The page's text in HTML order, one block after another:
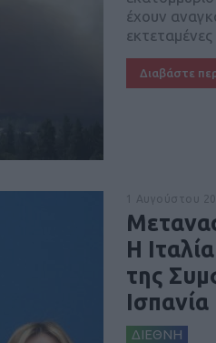
έχουν
Διαβάστε
Η
της
Ισπανία
ΔΙΕΘΝΗ